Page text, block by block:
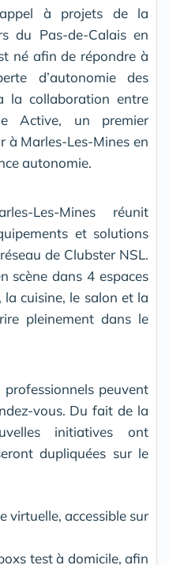
appel à projets de la
du Pas-de-Calais en
né afin de répondre à
d’autonomie des
la collaboration entre
Active, un premier
à Marles-Les-Mines en
autonomie.
Les-Mines réunit
et solutions
de Clubster NSL.
scène dans 4 espaces
cuisine, le salon et la
pleinement dans le
peuvent
vous. Du fait de la
initiatives ont
dupliquées sur le
virtuelle, accessible sur
test à domicile, afin